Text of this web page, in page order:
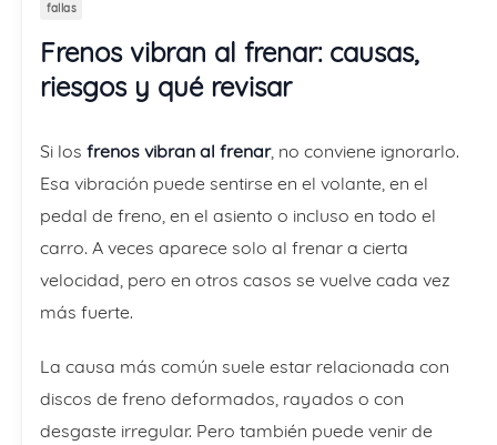
fallas
Frenos vibran al frenar: causas,
riesgos y qué revisar
Si los frenos vibran al frenar, no conviene ignorarlo.
Esa vibración puede sentirse en el volante, en el
pedal de freno, en el asiento o incluso en todo el
carro. A veces aparece solo al frenar a cierta
velocidad, pero en otros casos se vuelve cada vez
más fuerte.
La causa más común suele estar relacionada con
discos de freno deformados, rayados o con
desgaste irregular. Pero también puede venir de